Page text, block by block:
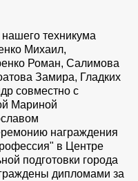
техникума
Михаил,
Роман, Салимова
Замира, Гладких
совместно с
Мариной
награждения
в Центре
подготовки города
дипломами за